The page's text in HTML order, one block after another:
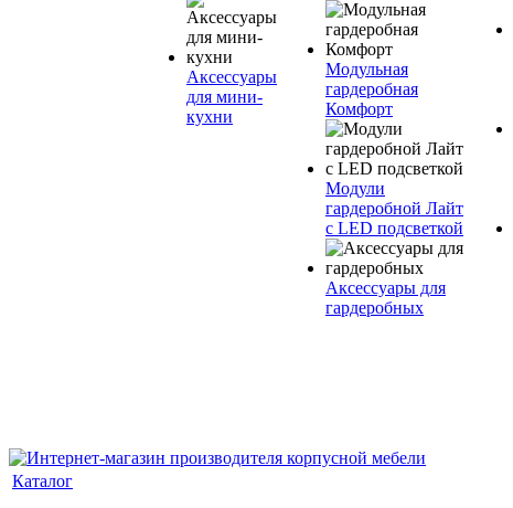
Аксессуары
для мини-
кухни
Модульная
гардеробная
Комфорт
Модули
гардеробной Лайт
с LED подсветкой
Аксессуары для
гардеробных
Каталог